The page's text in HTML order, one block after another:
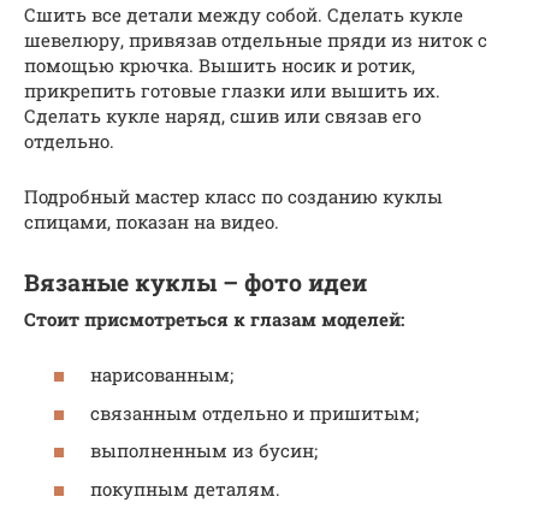
Сшить все детали между собой. Сделать кукле
шевелюру, привязав отдельные пряди из ниток с
помощью крючка. Вышить носик и ротик,
прикрепить готовые глазки или вышить их.
Сделать кукле наряд, сшив или связав его
отдельно.
Подробный мастер класс по созданию куклы
спицами, показан на видео.
Вязаные куклы – фото идеи
Стоит присмотреться к глазам моделей:
нарисованным;
связанным отдельно и пришитым;
выполненным из бусин;
покупным деталям.